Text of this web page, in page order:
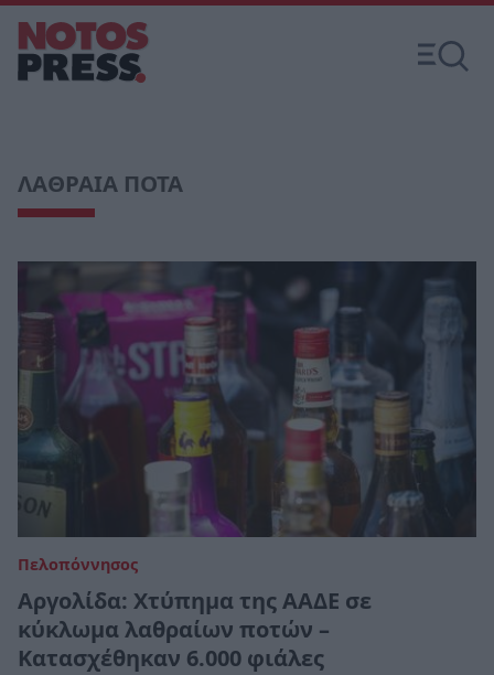
ΛΑΘΡΑΙΑ ΠΟΤΑ
Πελοπόννησος
Αργολίδα: Χτύπημα της ΑΑΔΕ σε
κύκλωμα λαθραίων ποτών –
Κατασχέθηκαν 6.000 φιάλες